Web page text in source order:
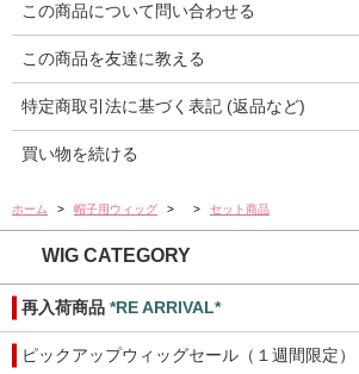
この商品について問い合わせる
この商品を友達に教える
特定商取引法に基づく表記 (返品など)
買い物を続ける
ホーム > 帽子用ウィッグ > > セット商品
WIG CATEGORY
再入荷商品 *RE ARRIVAL*
ピックアップウィッグセール（１週間限定）